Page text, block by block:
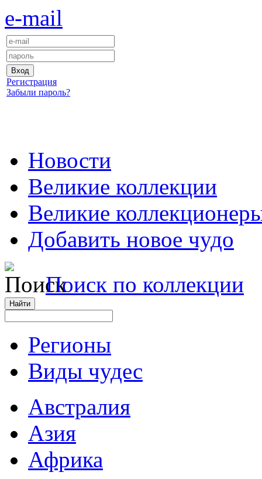
e-mail
Регистрация
Забыли пароль?
Новости
Великие коллекции
Великие
Добавить новое чудо
Поиск по коллекции
Регионы
Виды чудес
Австралия
Азия
Африка